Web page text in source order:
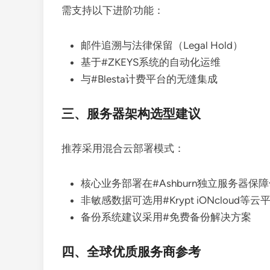
需支持以下进阶功能：
邮件追溯与法律保留（Legal Hold）
基于#ZKEYS系统的自动化运维
与#Blesta计费平台的无缝集成
三、服务器架构选型建议
推荐采用混合云部署模式：
核心业务部署在#Ashburn独立服务器保
非敏感数据可选用#Krypt iONcloud等云
备份系统建议采用#免费备份解决方案
四、全球优质服务商参考